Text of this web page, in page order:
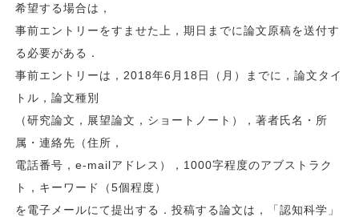
希望する場合は，
事前エントリーをすませた上，期日までに論文原稿を送付す
る必要がある．
事前エントリーは，2018年6月18日（月）までに，論文タイ
トル，論文種別
（研究論文，展望論文，ショートノート），著者氏名・所
属・連絡先（住所，
電話番号，e-mailアドレス），1000字程度のアブストラク
ト，キーワード（5個程度）
を電子メールにて提出する．投稿する論文は，「認知科学」